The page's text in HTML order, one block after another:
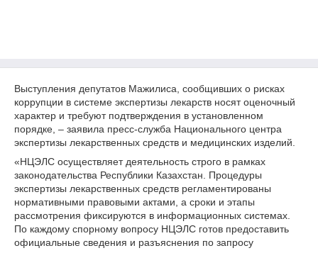
Выступления депутатов Мажилиса, сообщивших о рисках
коррупции в системе экспертизы лекарств носят оценочный
характер и требуют подтверждения в установленном
порядке, – заявила пресс-служба Национального центра
экспертизы лекарственных средств и медицинских изделий.
«НЦЭЛС осуществляет деятельность строго в рамках
законодательства Республики Казахстан. Процедуры
экспертизы лекарственных средств регламентированы
нормативными правовыми актами, а сроки и этапы
рассмотрения фиксируются в информационных системах.
По каждому спорному вопросу НЦЭЛС готов предоставить
официальные сведения и разъяснения по запросу